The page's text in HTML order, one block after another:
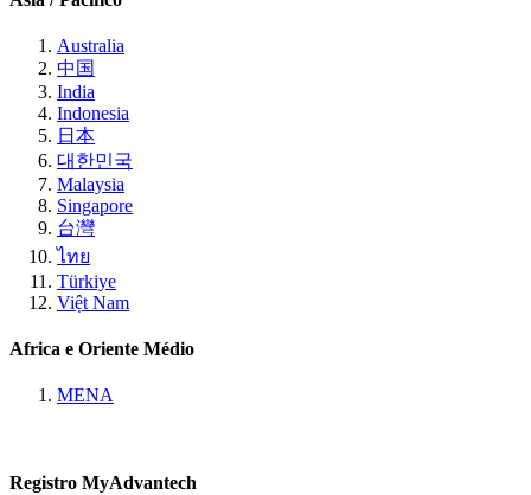
Australia
中国
India
Indonesia
日本
대한민국
Malaysia
Singapore
台灣
ไทย
Türkiye
Việt Nam
Africa e Oriente Médio
MENA
Registro MyAdvantech